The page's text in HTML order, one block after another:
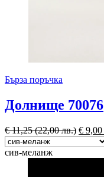
Бърза поръчка
Долнище 70076
€11,25(22,00 лв.) € 9,00
сив-меланж